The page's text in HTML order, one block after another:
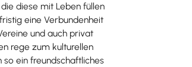
diese mit Leben füllen
eine Verbundenheit
und auch privat
rege zum kulturellen
so ein freundschaftliches